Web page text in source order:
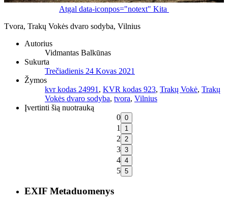
Atgal data-iconpos="notext" Kita
Tvora, Trakų Vokės dvaro sodyba, Vilnius
Autorius
Vidmantas Balkūnas
Sukurta
Trečiadienis 24 Kovas 2021
Žymos
kvr kodas 24991 , KVR kodas 923, Trakų Vokė, Trakų
Vokės dvaro sodyba, tvora, Vilnius
Įvertinti šią nuotrauką
0
1
2
3
4
5
EXIF Metaduomenys